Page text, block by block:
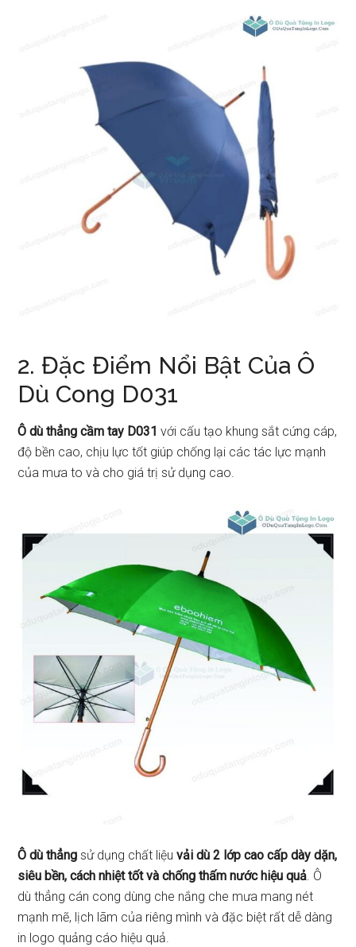
2. Đặc Điểm Nổi Bật Của Ô
Dù Cong D031
Ô dù thẳng cầm tay D031 với cấu tạo khung sắt cứng cáp,
độ bền cao, chịu lực tốt giúp chống lại các tác lực mạnh
của mưa to và cho giá trị sử dụng cao.
Ô dù thẳngsử dụng chất liệuvải dù 2 lớp cao cấp dày dặn,
siêu bền, cách nhiệt tốt và chống thấm nước hiệu quả. Ô
dù thẳng cán cong dùng che nắng che mưa mang nét
mạnh mẽ, lịch lãm của riêng mình và đặc biệt rất dễ dàng
in logo quảng cáo hiệu quả.